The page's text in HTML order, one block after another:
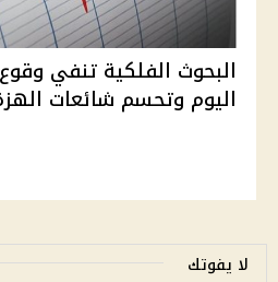
البحوث الفلكية تنفي
اليوم وتحسم شائعات
لا يفوتك